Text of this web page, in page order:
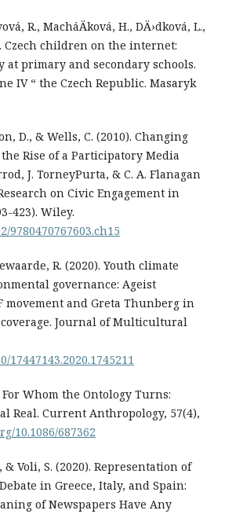
R., MacháÄková, H., DÄ›dková, L.,
Czech children on the internet:
at primary and secondary schools.
IV “ the Czech Republic. Masaryk
D., & Wells, C. (2010). Changing
Rise of a Participatory Media
J. TorneyPurta, & C. A. Flanagan
on Civic Engagement in
423). Wiley.
9780470767603.ch15
R. (2020). Youth climate
governance: Ageist
movement and Greta Thunberg in
Journal of Multicultural
17447143.2020.1745211
Whom the Ontology Turns:
Real. Current Anthropology, 57(4),
10.1086/687362
& Voli, S. (2020). Representation of
in Greece, Italy, and Spain:
of Newspapers Have Any